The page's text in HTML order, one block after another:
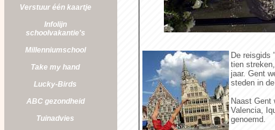
Verstuur één kaartje
Infolijn
schoolvakantie's
Millenniumschool
Take my hand
Lucky-Birds
ABC gezondheid
Tuinadvies
De reisgids
tien
jaar. Gent
steden in
Naast Gent
Valencia,
genoemd.